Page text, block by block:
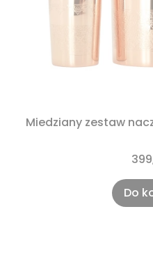
Miedziany zestaw
Do